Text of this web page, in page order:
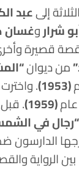
إلىعبد
شراروغسان
قصيرة
من ديوان
(1953)
.
(1959)
.
“رجال في
الدارسون
الرواية